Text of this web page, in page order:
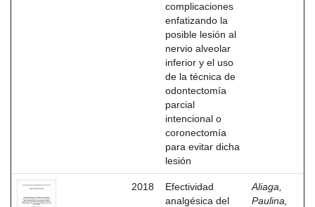
complicaciones
enfatizando la
posible lesión al
nervio alveolar
inferior y el uso
de la técnica de
odontectomía
parcial
intencional o
coronectomía
para evitar dicha
lesión
2018
Efectividad
analgésica del
Aliaga,
Paulina,